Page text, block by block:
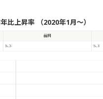
比上昇率 （2020年1月～）